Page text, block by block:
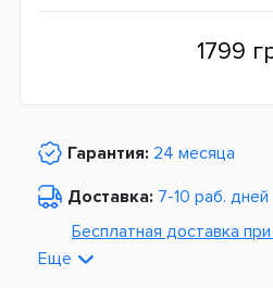
1799
Гарантия: 24 месяца
Доставка: 7-10 раб. дней
Бесплатная доставка
Еще